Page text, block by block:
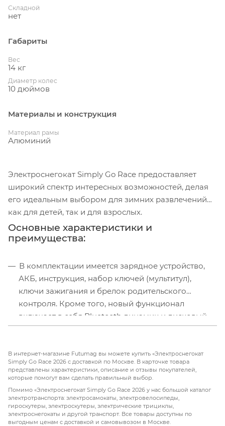
Складной
нет
Габариты
Вес
14 кг
Диаметр колес
10 дюймов
Материалы и конструкция
Материал рамы
Алюминий
Электроснегокат Simply Go Race предоставляет
широкий спектр интересных возможностей, делая
его идеальным выбором для зимних развлечений
как для детей, так и для взрослых.
Основные характеристики и
преимущества:
В комплектации имеется зарядное устройство,
АКБ, инструкция, набор ключей (мультитул),
ключи зажигания и брелок родительского
контроля. Кроме того, новый функционал
включает в себя Bluetooth динамик и дисковый
тормоз.
В интернет-магазине Futumag вы можете купить «Электроснегокат
Simply Go Race 2026 с доставкой по Москве. В карточке товара
представлены характеристики, описание и отзывы покупателей,
которые помогут вам сделать правильный выбор.
Помимо «Электроснегокат Simply Go Race 2026 у нас большой каталог
электротранспорта: электросамокаты, электровелосипеды,
гироскутеры, электроскутеры, электрические трициклы,
электроснегокаты и другой транспорт. Все товары доступны по
выгодным ценам с доставкой и самовывозом в Москве.